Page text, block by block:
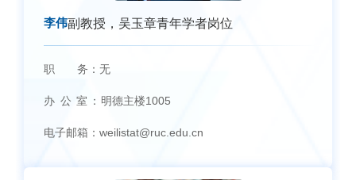
李伟副教授，吴玉章青年学者岗位
职 务： 无
办 公 室： 明德主楼1005
电子邮箱： weilistat@ruc.edu.cn